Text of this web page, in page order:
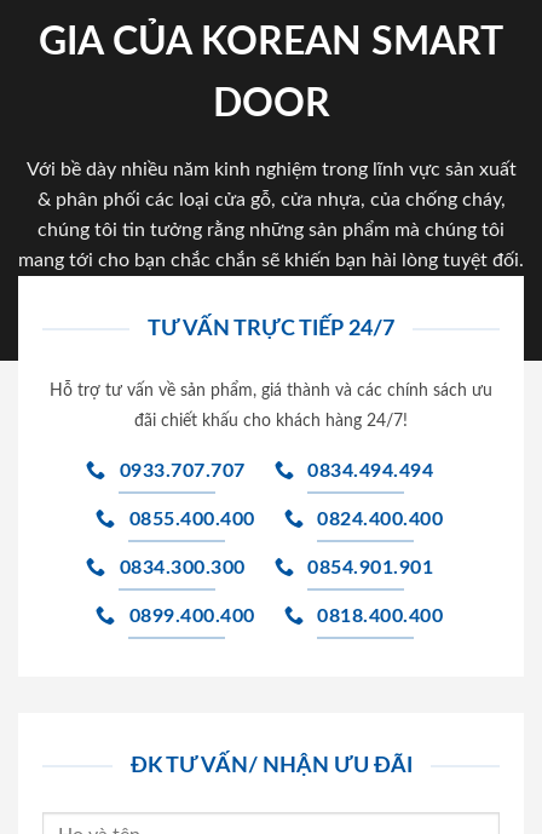
GIA CỦA KOREAN SMART
DOOR
Với bề dày nhiều năm kinh nghiệm trong lĩnh vực sản xuất
& phân phối các loại cửa gỗ, cửa nhựa, của chống cháy,
chúng tôi tin tưởng rằng những sản phẩm mà chúng tôi
mang tới cho bạn chắc chắn sẽ khiến bạn hài lòng tuyệt đối.
TƯ VẤN TRỰC TIẾP 24/7
Hỗ trợ tư vấn về sản phẩm, giá thành và các chính sách ưu
đãi chiết khấu cho khách hàng 24/7!
0933.707.707 0834.494.494
0855.400.400 0824.400.400
0834.300.300 0854.901.901
0899.400.400 0818.400.400
ĐK TƯ VẤN/ NHẬN ƯU ĐÃI